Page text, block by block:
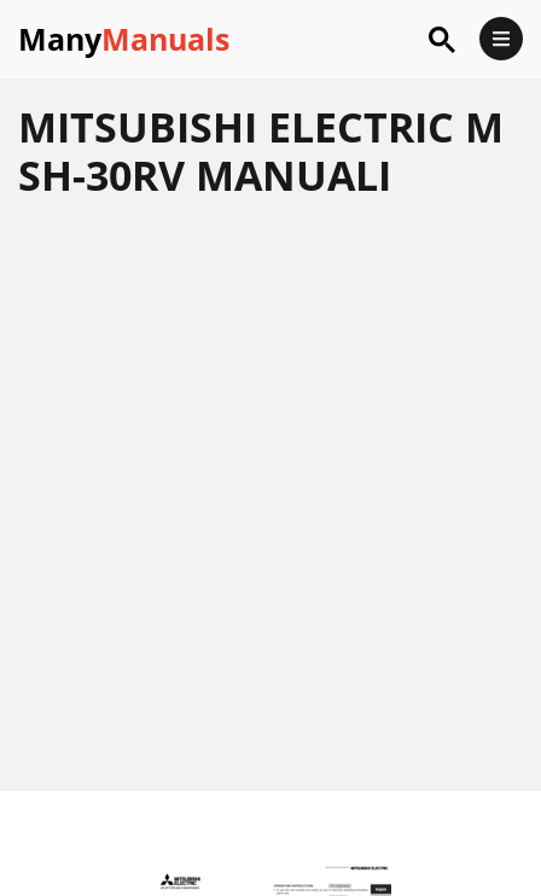
ManyManuals
MITSUBISHI ELECTRIC M
SH-30RV MANUALI